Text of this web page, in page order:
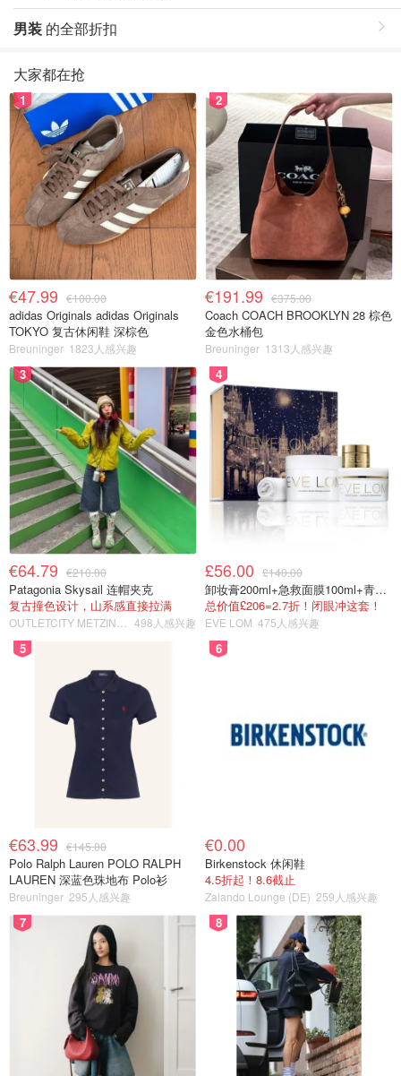
男装 的全部折扣
大家都在抢
1
€47.99 €100.00
adidas Originals adidas Originals
TOKYO 复古休闲鞋 深棕色
Breuninger 1823人感兴趣
2
€191.99 €375.00
Coach COACH BROOKLYN 28 棕色
金色水桶包
Breuninger 1313人感兴趣
3
€64.79 €210.00
Patagonia Skysail 连帽夹克
复古撞色设计，山系感直接拉满
498人感兴趣
4
£56.00 £140.00
卸妆膏200ml+急救面膜100ml+青春面霜15ml
总价值£206=2.7折！闭眼冲这套！
EVE LOM 475人感兴趣
5
€63.99 €145.00
Polo Ralph Lauren POLO RALPH
LAUREN 深蓝色珠地布 Polo衫
Breuninger 295人感兴趣
6
€0.00
Birkenstock 休闲鞋
4.5折起！8.6截止
Zalando Lounge (DE) 259人感兴趣
7 8